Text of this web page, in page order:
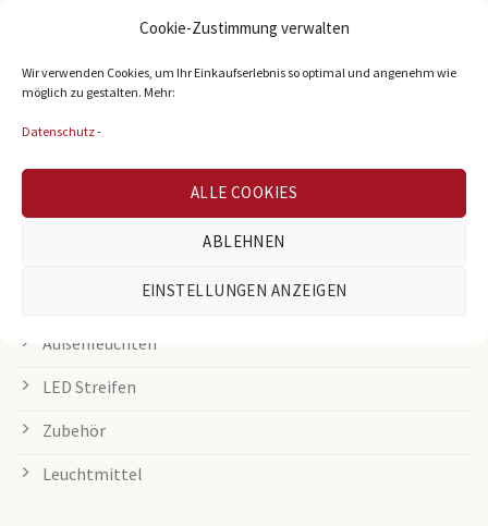
Cookie-Zustimmung verwalten
Wir verwenden Cookies, um Ihr Einkaufserlebnis so optimal und angenehm wie
möglich zu gestalten. Mehr:
Datenschutz-
ALLE COOKIES
ABLEHNEN
EINSTELLUNGEN ANZEIGEN
Büroleuchten
LED Panel
Rasterleuchten
Downlights
Grow Lampen
Außenleuchten
LED Streifen
Zubehör
Leuchtmittel